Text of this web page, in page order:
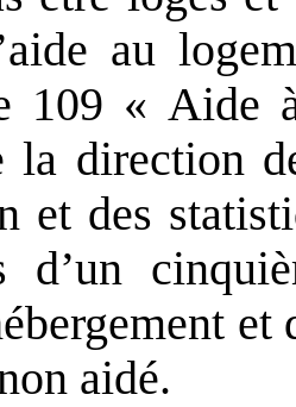
au
109 « Aide
la direction
et des
d’un
aidé.